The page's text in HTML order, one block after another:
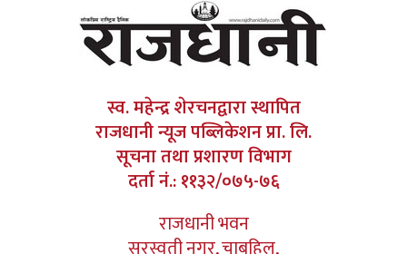
स्व. महेन्द्र शेरचनद्वारा स्थापित
राजधानी न्यूज पब्लिकेशन प्रा. लि.
सूचना तथा प्रशारण विभाग
दर्ता नं.: ११३२/०७५-७६
राजधानी भवन